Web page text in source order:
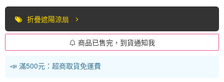
折疊遮陽涼扇
商品已售完，到貨通知我
📣 滿500元：超商取貨免運費